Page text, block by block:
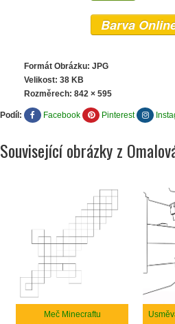
Barva
Formát Obrázku: JPG
Velikost: 38 KB
Rozměrech: 842 × 595
Podíl: Facebook Pinterest
Související obrázky z
Meč Minecraftu